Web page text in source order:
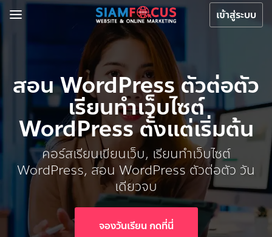
เข้าสู่ระบบ
สอน WordPress ตัวต่อตัว
เรียนทำเว็บไซต์
WordPress ตั้งแต่เริ่มต้น
คอร์สเรียนเขียนเว็บ, เรียนทําเว็บไซต์
WordPress, สอน WordPress ตัวต่อตัว วัน
เดียวจบ
จองวันเรียน กดที่นี่